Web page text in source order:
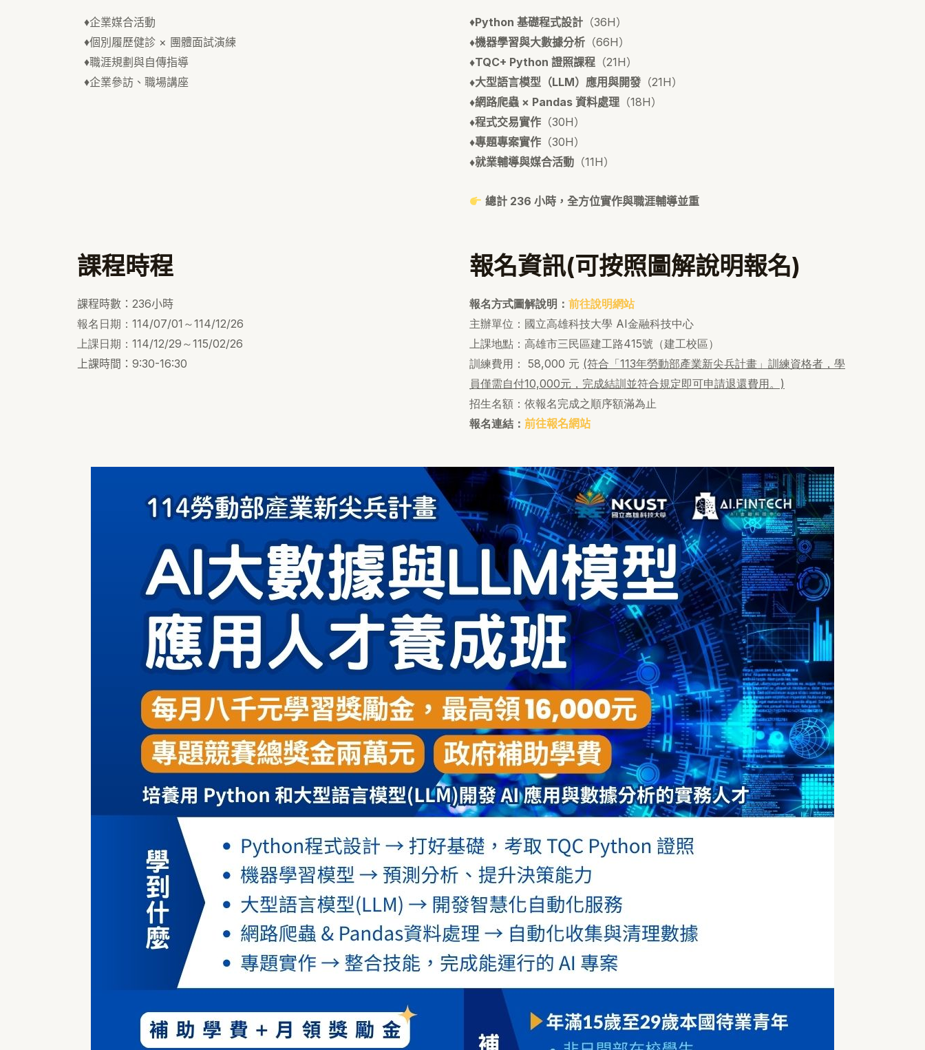
♦️企業媒合活動
♦️個別履歷健診 × 團體面試演練
♦️職涯規劃與自傳指導
♦️企業參訪、職場講座
♦️Python 基礎程式設計 （36H）
♦️機器學習與大數據分析 （66H）
♦️TQC+ Python 證照課程 （21H）
♦️大型語言模型（LLM）應用與開發 （21H）
♦️網路爬蟲 × Pandas 資料處理 （18H）
♦️程式交易實作 （30H）
♦️專題專案實作 （30H）
♦️就業輔導與媒合活動 （11H）
總計 236 小時，全方位實作與職涯輔導並重
課程時程
課程時數：236小時
報名日期：114/07/01～114/12/26
上課日期：114/12/29～115/02/26
上課時間：9:30-16:30
報名資訊(可按照圖解說明報名)
報名方式圖解說明： 前往說明網站
主辦單位：國立高雄科技大學 AI金融科技中心
上課地點：高雄市三民區建工路415號（建工校區）
訓練費用： 58,000 元 (符合「113年勞動部產業新尖兵計畫」訓練資格者，學
員僅需自付10,000元，完成結訓並符合規定即可申請退還費用。)
招生名額：依報名完成之順序額滿為止
報名連結： 前往報名網站